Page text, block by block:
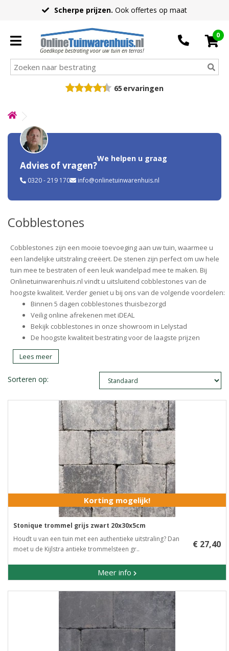
Scherpe prijzen. Ook offertes op maat
Goedkope bestrating voor uw tuin en terras!
0
65 ervaringen
Advies of vragen?
We helpen u graag
0320 - 219 170 info@onlinetuinwarenhuis.nl
Cobblestones
Cobblestones zijn een mooie toevoeging aan uw tuin, waarmee u
een landelijke uitstraling creëert. De stenen zijn perfect om uw hele
tuin mee te bestraten of een leuk wandelpad mee te maken. Bij
Onlinetuinwarenhuis.nl vindt u uitsluitend cobblestones van de
hoogste kwaliteit. Verder geniet u bij ons van de volgende voordelen:
Binnen 5 dagen cobblestones thuisbezorgd
Veilig online afrekenen met iDEAL
Bekijk cobblestones in onze showroom in Lelystad
De hoogste kwaliteit bestrating voor de laagste prijzen
Lees meer
Sorteren op:
Korting mogelijk!
Stonique trommel grijs zwart 20x30x5cm
Houdt u van een tuin met een authentieke uitstraling? Dan
moet u de Kijlstra antieke trommelsteen gr..
Meer info
€ 27,40